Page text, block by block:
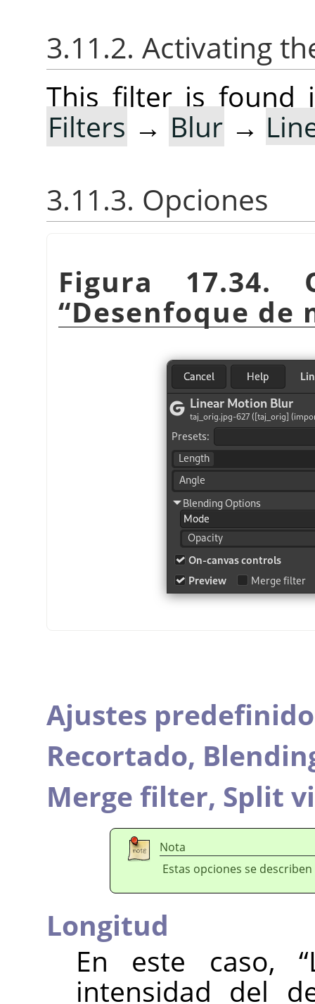
3.11.2. Activating
This filter is found
Filters → Blur →
3.11.3. Opciones
Figura 17.34.
“Desenfoque de
Ajustes
Recortado,
Merge filter, Split
Nota
Estas opciones se
Longitud
En este caso,“
intensidad del